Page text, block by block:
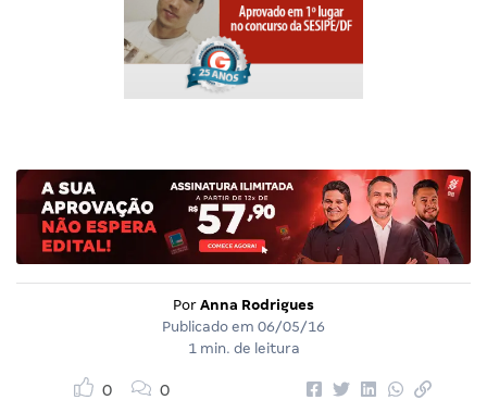
Por Anna Rodrigues
Publicado em 06/05/16
1 min. de leitura
0 0